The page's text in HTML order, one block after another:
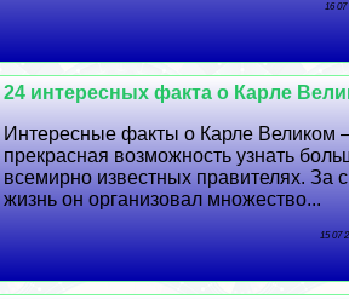
16 07
24 интересных факта о Карле
Интересные факты о Карле Великом
прекрасная возможность узнать
всемирно известных правителях. За
жизнь он организовал множество...
15 07